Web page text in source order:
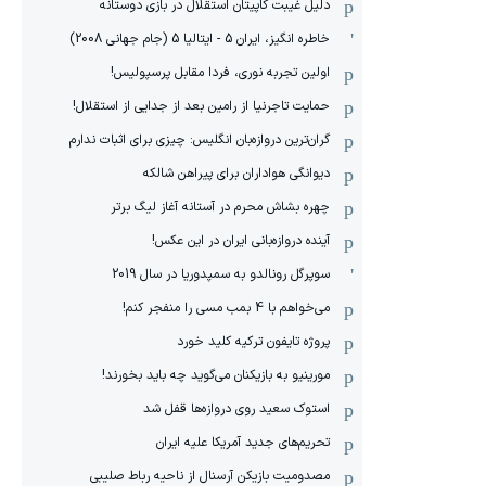
دلیل غیبت کاپیتان استقلال در بازی دوستانه
خاطره انگیز، ایران 5 - ایتالیا 5 (جام جهانی 2008)
اولین تجربه نوری، فردا مقابل پرسپولیس!
حمایت تاجرنیا از رامین بعد از جدایی از استقلال!
گران‌ترین دروازه‌بان انگلیس: چیزی برای اثبات ندارم
دیوانگی هواداران برای پیراهن شالکه
چهره بشاش محرم در آستانه آغاز لیگ برتر
آینده دروازه‌بانی ایران در این عکس!
سوپرگل رونالدو به سمپدوریا در سال 2019
می‌خواهم با 4 بمب مسی را منفجر کنم!
پروژه تایفون ترکیه کلید خورد
مورینیو به بازیکنان می‌گوید چه باید بخورند!
استوک سعید روی دروازه‌ها قفل شد
تحریم‌های جدید آمریکا علیه ایران
مصدومیت بازیکن آرسنال از ناحیه رباط صلیبی